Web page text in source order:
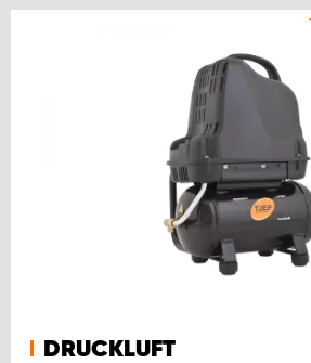
DRUCKLUFT